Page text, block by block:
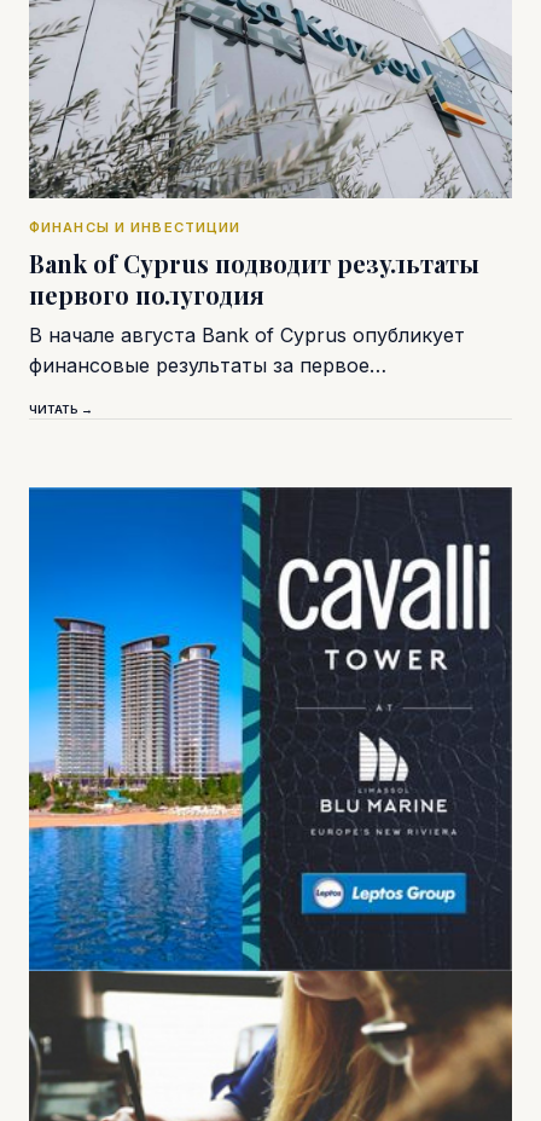
ФИНАНСЫ И ИНВЕСТИЦИИ
Bank of Cyprus подводит результаты
первого полугодия
В начале августа Bank of Cyprus опубликует
финансовые результаты за первое…
ЧИТАТЬ →